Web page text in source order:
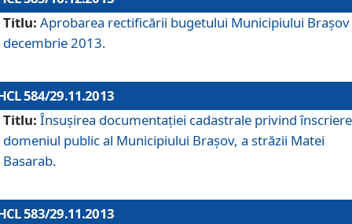
Titlu: Aprobarea rectificării bugetului Municipiului Braşov
decembrie 2013.
584/29.11.2013
Titlu: Însuşirea documentaţiei cadastrale privind
domeniul public al Municipiului Braşov, a străzii Matei
Basarab.
583/29.11.2013